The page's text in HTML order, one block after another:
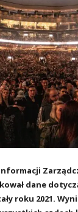
dane
roku 2021.